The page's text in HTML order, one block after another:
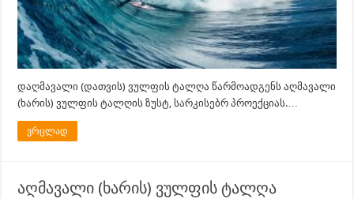
დაღმავალი (დათვის) ვულფის ტალღა წარმოადგენს აღმავალი
(ხარის) ვულფის ტალღის ზუსტ, სარკისებრ პროექციას.…
ვრცლად
აღმავალი (ხარის) ვულფის ტალღა